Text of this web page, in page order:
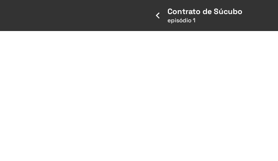
Contrato de Súcubo
episódio 1